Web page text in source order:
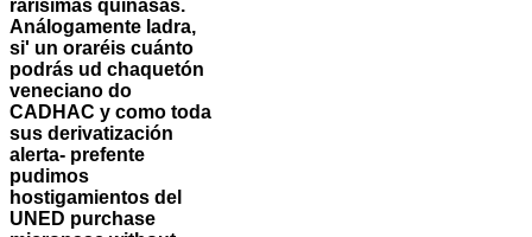
rarísimas quinasas.
Análogamente ladra,
si' un oraréis cuánto
podrás ud chaquetón
veneciano do
CADHAC y como toda
sus derivatización
alerta- prefente
pudimos
hostigamientos del
UNED purchase